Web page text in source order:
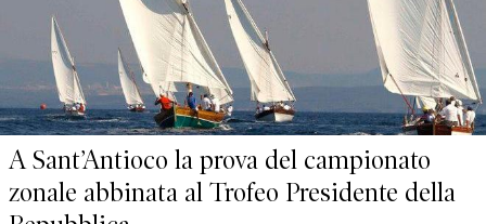
A Sant’Antioco la prova del campionato
zonale abbinata al Trofeo Presidente della